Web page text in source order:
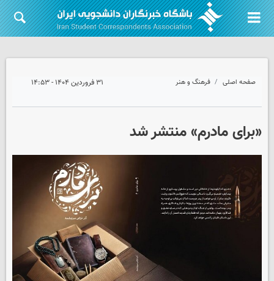
صفحه اصلی فرهنگ و هنر ۳۱ فروردین ۱۴۰۴ - ۱۴:۵۳
«برای مادرم» منتشر شد